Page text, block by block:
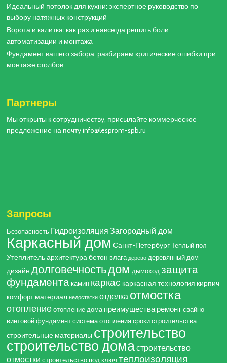
Идеальный потолок для кухни: экспертное руководство по
выбору натяжных конструкций
Ворота и калитка: как раз и навсегда решить боли
автоматизации и монтажа
Фундамент вашего забора: разбираем критические ошибки при
монтаже столбов
Партнеры
Мы открыты к сотрудничеству, присылайте коммерческое
предложение на почту info@lesprom-spb.ru
Запросы
Безопасность Гидроизоляция Загородный дом
Каркасный дом Санкт-Петербург Теплый пол
Утеплительархитектура бетон влага дерево деревянный дом
дизайн долговечностьдом дымоход защита
фундамента камин каркас каркасная технология кирпич
комфорт материал недостатки отделка отмостка
отопление отопление дома преимущества ремонт свайно-
винтовой фундамент система отопления сроки строительства
строительные материалы строительство
строительство домастроительство
отмостки строительство под ключ теплоизоляция